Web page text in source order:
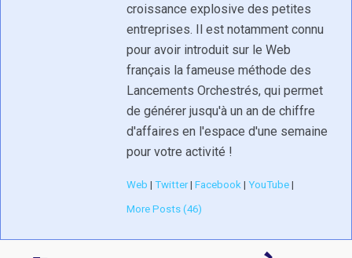
croissance explosive des petites
entreprises. Il est notamment connu
pour avoir introduit sur le Web
français la fameuse méthode des
Lancements Orchestrés, qui permet
de générer jusqu'à un an de chiffre
d'affaires en l'espace d'une semaine
pour votre activité !
Web | Twitter| Facebook | YouTube |
More Posts (46)